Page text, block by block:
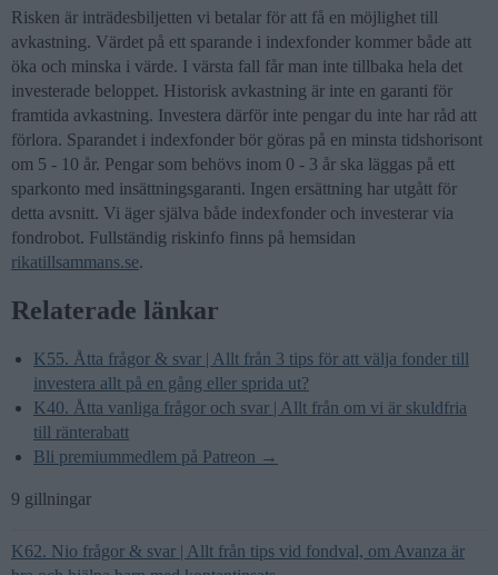
Risken är inträdesbiljetten vi betalar för att få en möjlighet till
avkastning. Värdet på ett sparande i indexfonder kommer både att
öka och minska i värde. I värsta fall får man inte tillbaka hela det
investerade beloppet. Historisk avkastning är inte en garanti för
framtida avkastning. Investera därför inte pengar du inte har råd att
förlora. Sparandet i indexfonder bör göras på en minsta tidshorisont
om 5 - 10 år. Pengar som behövs inom 0 - 3 år ska läggas på ett
sparkonto med insättningsgaranti. Ingen ersättning har utgått för
detta avsnitt. Vi äger själva både indexfonder och investerar via
fondrobot. Fullständig riskinfo finns på hemsidan
rikatillsammans.se.
Relaterade länkar
K55. Åtta frågor & svar | Allt från 3 tips för att välja fonder till
investera allt på en gång eller sprida ut?
K40. Åtta vanliga frågor och svar | Allt från om vi är skuldfria
till ränterabatt
Bli premiummedlem på Patreon →
9 gillningar
K62. Nio frågor & svar | Allt från tips vid fondval, om Avanza är